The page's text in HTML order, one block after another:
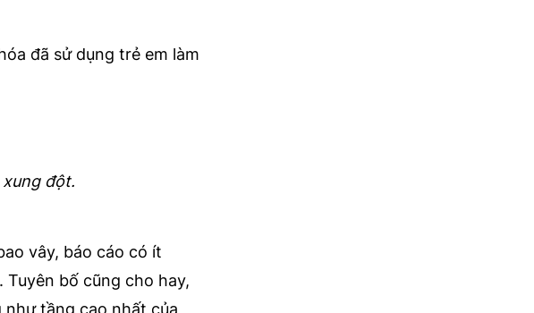
đã sử dụng trẻ em làm
đột.
vây, báo cáo có ít
bố cũng cho hay,
tầng cao nhất của